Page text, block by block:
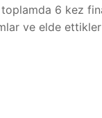
6 kez
ve elde